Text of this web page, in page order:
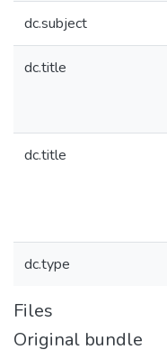
dc.subject
dc.title
dc.title
dc.type
Files
Original bundle